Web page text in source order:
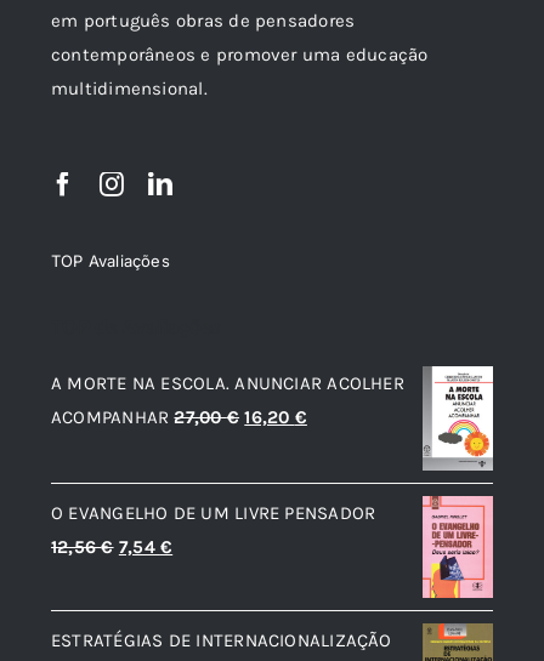
em português obras de pensadores
contemporâneos e promover uma educação
multidimensional.
TOP Avaliações
A MORTE NA ESCOLA. ANUNCIAR ACOLHER
ACOMPANHAR 27,00€ O
original
era:
16,20 €O
atual
é:
O EVANGELHO DE UM LIVRE PENSADOR
12,56€ O
original
era:
7,54 €
atual
é:
ESTRATÉGIAS DE INTERNACIONALIZAÇÃO